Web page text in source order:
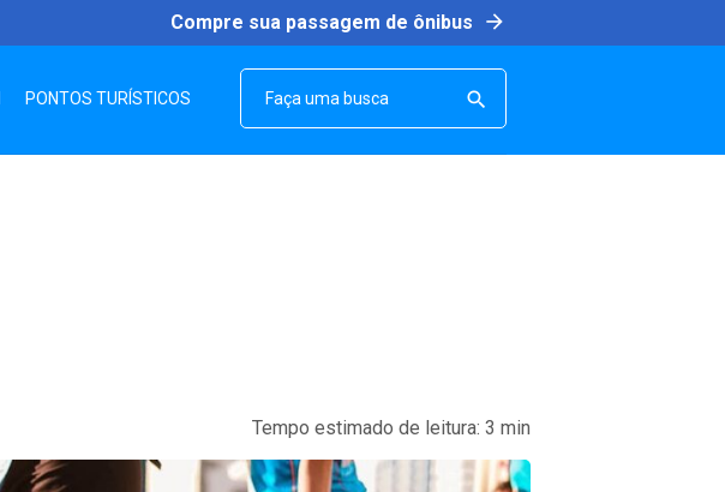
Compre sua passagem de ônibus arrow_forward
PONTOS TURÍSTICOS 
Tempo estimado de leitura: 3 min